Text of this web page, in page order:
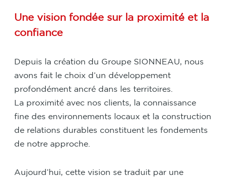
Une vision fondée sur la proximité et la
confiance
Depuis la création du Groupe SIONNEAU, nous
avons fait le choix d’un développement
profondément ancré dans les territoires.
La proximité avec nos clients, la connaissance
fine des environnements locaux et la construction
de relations durables constituent les fondements
de notre approche.
Aujourd’hui, cette vision se traduit par une